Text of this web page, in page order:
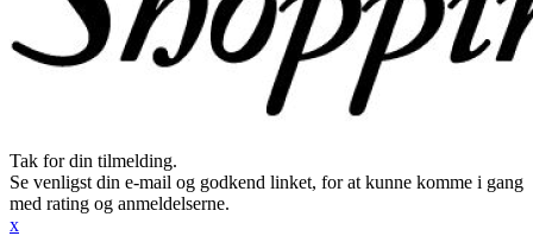
Tak for din tilmelding.
Se venligst din e-mail og godkend linket, for at kunne komme i gang
med rating og anmeldelserne.
x